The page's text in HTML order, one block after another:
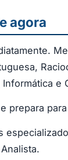
agora
prepara